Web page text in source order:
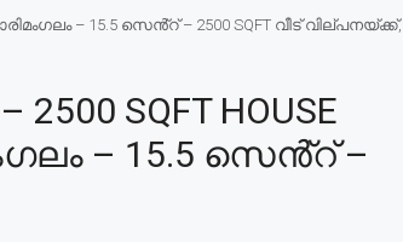
– 15.5 സെൻ്റ് – 2500 SQFT വീട് വില്പനയ്ക്ക്,
2500 SQFT HOUSE
– 15.5 സെൻ്റ് –